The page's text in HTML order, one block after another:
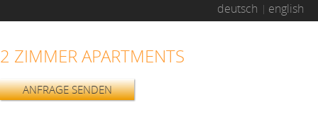
deutsch english
2 ZIMMER APARTMENTS
ANFRAGE SENDEN